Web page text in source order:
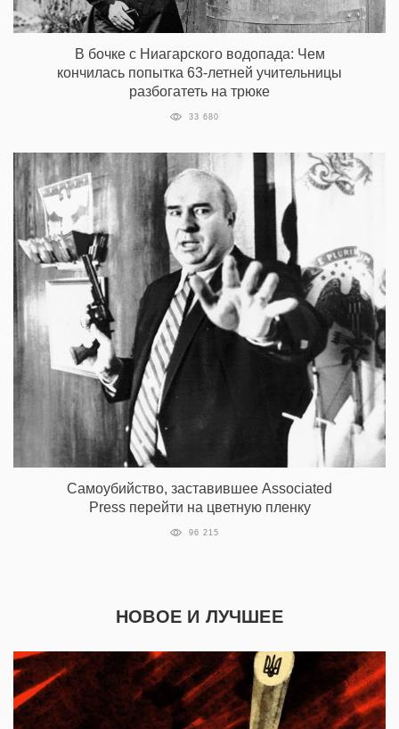
В бочке с Ниагарского водопада: Чем
кончилась попытка 63-летней учительницы
разбогатеть на трюке
33 680
Самоубийство, заставившее Associated
Press перейти на цветную пленку
96 215
НОВОЕ И ЛУЧШЕЕ